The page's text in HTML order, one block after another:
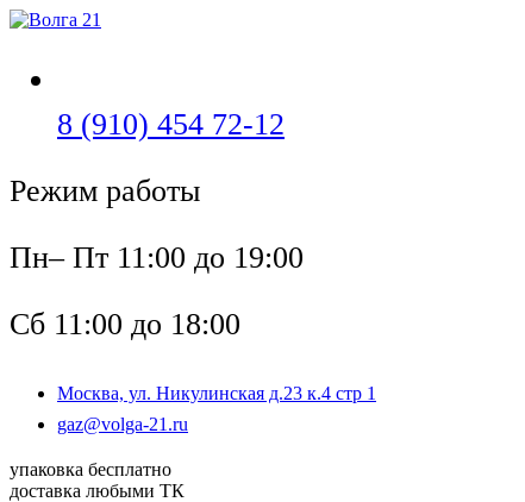
Перейти
8 (910) 454 72-12
Режим работы
Пн– Пт 11:00 до 19:00
Сб 11:00 до 18:00
Москва, ул. Никулинская д.23 к.4 стр 1
gaz@volga-21.ru
упаковка бесплатно
доставка любыми ТК